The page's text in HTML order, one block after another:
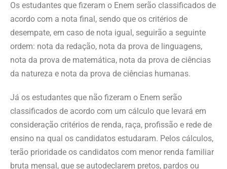
Os estudantes que fizeram o Enem serão classificados de
acordo com a nota final, sendo que os critérios de
desempate, em caso de nota igual, seguirão a seguinte
ordem: nota da redação, nota da prova de linguagens,
nota da prova de matemática, nota da prova de ciências
da natureza e nota da prova de ciências humanas.
Já os estudantes que não fizeram o Enem serão
classificados de acordo com um cálculo que levará em
consideração critérios de renda, raça, profissão e rede de
ensino na qual os candidatos estudaram. Pelos cálculos,
terão prioridade os candidatos com menor renda familiar
bruta mensal, que se autodeclarem pretos, pardos ou